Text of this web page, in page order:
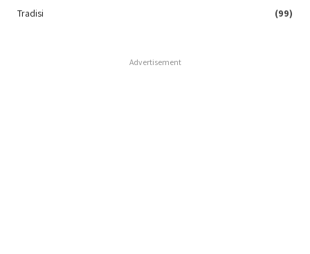
Tradisi
(99)
Advertisement